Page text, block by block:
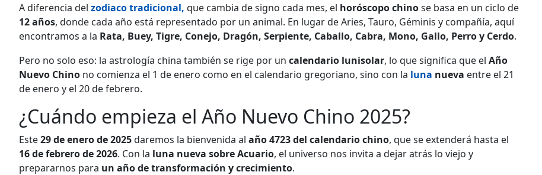
A diferencia del zodiaco tradicional, que cambia de signo cada mes, el horóscopo chinose basa en un ciclo de
12 años, donde cada año está representado por un animal. En lugar de Aries, Tauro, Géminis y compañía, aquí
encontramos a la Rata, Buey, Tigre, Conejo, Dragón, Serpiente, Caballo, Cabra, Mono, Gallo, Perro y Cerdo.
Pero no solo eso: la astrología china también se rige por un calendario lunisolar, lo que significa que el Año
Nuevo Chino no comienza el 1 de enero como en el calendario gregoriano, sino con la luna nueva entre el 21
de enero y el 20 de febrero.
¿Cuándo empieza el Año Nuevo Chino 2025?
Este29 de enero de 2025daremos la bienvenida al año 4723 del calendario chino, que se extenderá hasta el
16 de febrero de 2026. Con la luna nueva sobre Acuario, el universo nos invita a dejar atrás lo viejo y
prepararnos para un año de transformación y crecimiento.